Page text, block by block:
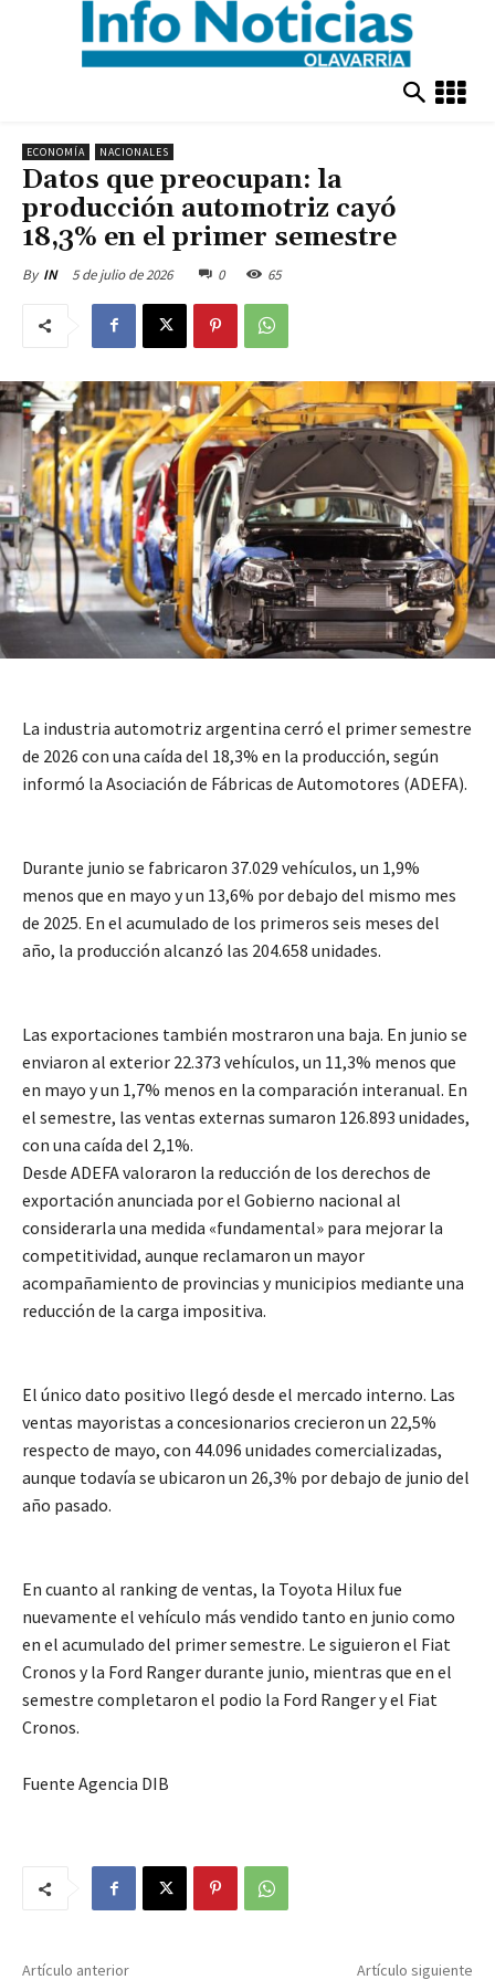
ECONOMÍA NACIONALES
Datos que preocupan: la
producción automotriz cayó
18,3% en el primer semestre
By IN 5 de julio de 2026 0 65
La industria automotriz argentina cerró el primer semestre
de 2026 con una caída del 18,3% en la producción, según
informó la Asociación de Fábricas de Automotores (ADEFA).
Durante junio se fabricaron 37.029 vehículos, un 1,9%
menos que en mayo y un 13,6% por debajo del mismo mes
de 2025. En el acumulado de los primeros seis meses del
año, la producción alcanzó las 204.658 unidades.
Las exportaciones también mostraron una baja. En junio se
enviaron al exterior 22.373 vehículos, un 11,3% menos que
en mayo y un 1,7% menos en la comparación interanual. En
el semestre, las ventas externas sumaron 126.893 unidades,
con una caída del 2,1%.
Desde ADEFA valoraron la reducción de los derechos de
exportación anunciada por el Gobierno nacional al
considerarla una medida «fundamental» para mejorar la
competitividad, aunque reclamaron un mayor
acompañamiento de provincias y municipios mediante una
reducción de la carga impositiva.
El único dato positivo llegó desde el mercado interno. Las
ventas mayoristas a concesionarios crecieron un 22,5%
respecto de mayo, con 44.096 unidades comercializadas,
aunque todavía se ubicaron un 26,3% por debajo de junio del
año pasado.
En cuanto al ranking de ventas, la Toyota Hilux fue
nuevamente el vehículo más vendido tanto en junio como
en el acumulado del primer semestre. Le siguieron el Fiat
Cronos y la Ford Ranger durante junio, mientras que en el
semestre completaron el podio la Ford Ranger y el Fiat
Cronos.
Fuente Agencia DIB
Artículo anterior Artículo siguiente